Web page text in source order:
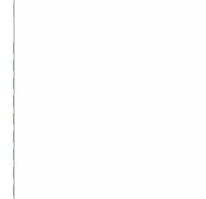
К
Каверин, Вениамин
Калмыков, Павел
Кальвино, Итало
Карлов, Борис
Кассиль, Лев
Катаев, Валентин
Кащеев, Кирилл
Кестнер, Эрих
Кизи, Кен